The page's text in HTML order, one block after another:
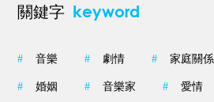
關鍵字 keyword
# 音樂 # 劇情 # 家庭關係
# 婚姻 # 音樂家 # 愛情